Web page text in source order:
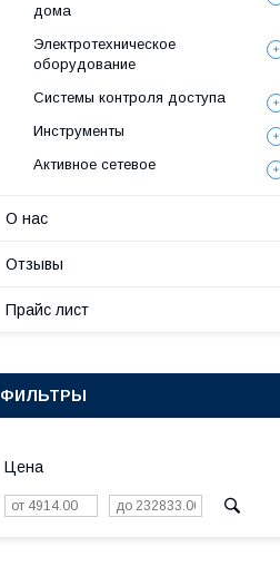
дома
Электротехническое
оборудование
Системы контроля доступа
Инструменты
Активное сетевое
О нас
Отзывы
Прайс лист
ФИЛЬТРЫ
Цена